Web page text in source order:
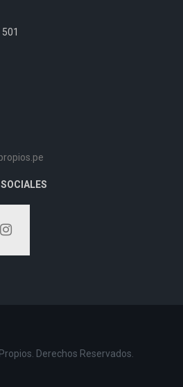
Derechos Reservados.